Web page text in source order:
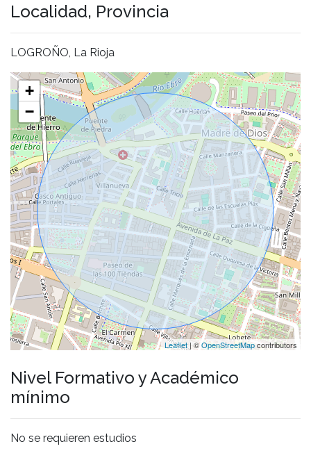
Localidad, Provincia
LOGROÑO, La Rioja
+
−
Leaflet | ©OpenStreetMapcontributors
Nivel Formativo y Académico
mínimo
No se requieren estudios